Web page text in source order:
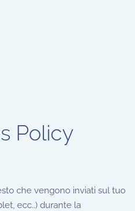
Policy
che vengono inviati sul tuo
ecc..) durante la